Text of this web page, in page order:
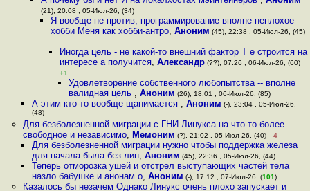
(21), 20:08 , 05-Июл-26, (34)
Я вообще не против, программирование вполне неплохое
хобби Меня как хобби-антро, Аноним (45), 22:38 , 05-Июл-26, (45)
Иногда цель - не какой-то внешний фактор Т е строится на
интересе а получится, Александр(??), 07:26 , 06-Июл-26, (60)
+1
Удовлетворение собственного любопытства -- вполне
валидная цель ,Аноним (26), 18:01 , 06-Июл-26, (85)
А этим кто-то вообще щанимается , Аноним (-), 23:04 , 05-Июл-26,
(48)
Для безболезненной миграции с ГНИ Линукса на что-то более
свободное и независимо, Мемоним (?), 21:02 , 05-Июл-26, (40) –4
Для безболезненной миграции нужно чтобы поддержка железа
для начала была без лин, Аноним (45), 22:36 , 05-Июл-26, (44)
Теперь отморозка ушей и отстрел выступающих частей тела
назло бабушке и анонам о, Аноним (-), 17:12 , 07-Июл-26, (101)
Казалось бы незачем Однако Линукс очень плохо запускает и